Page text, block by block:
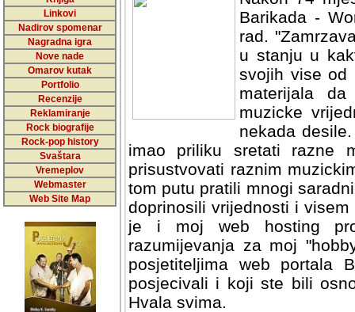
Linkovi
Nadirov spomenar
Nagradna igra
Nove nade
Omarov kutak
Portfolio
Recenzije
Reklamiranje
Rock biografije
Rock-pop history
Svaštara
Vremeplov
Webmaster
Web Site Map
Barikada -
rad.
u stanju u
svojih vise od
materijala
muzicke
nekada
imao priliku sretati razne
prisustvovati raznim
tom putu pratili mnogi
doprinosili vrijednosti i
je i moj web hosting
razumijevanja za moj
posjetiteljima web portala
posjecivali i koji ste bili
Hvala svima.